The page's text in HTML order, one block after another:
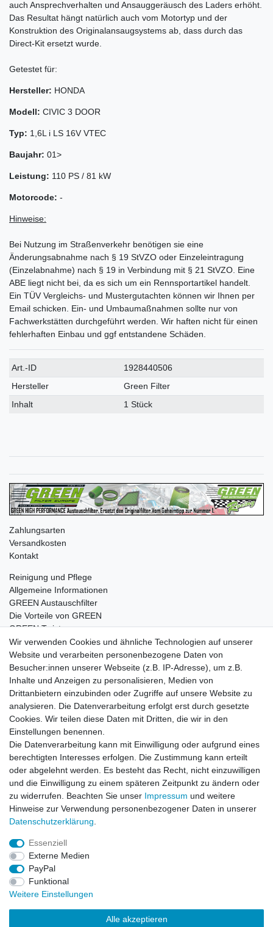
auch Ansprechverhalten und Ansauggeräusch des Laders erhöht.
Das Resultat hängt natürlich auch vom Motortyp und der
Konstruktion des Originalansaugsystems ab, dass durch das
Direct-Kit ersetzt wurde.
Getestet für:
Hersteller: HONDA
Modell: CIVIC 3 DOOR
Typ: 1,6L i LS 16V VTEC
Baujahr: 01>
Leistung: 110 PS / 81 kW
Motorcode: -
Hinweise:
Bei Nutzung im Straßenverkehr benötigen sie eine
Änderungsabnahme nach § 19 StVZO oder Einzeleintragung
(Einzelabnahme) nach § 19 in Verbindung mit § 21 StVZO. Eine
ABE liegt nicht bei, da es sich um ein Rennsportartikel handelt.
Ein TÜV Vergleichs- und Mustergutachten können wir Ihnen per
Email schicken. Ein- und Umbaumaßnahmen sollte nur von
Fachwerkstätten durchgeführt werden. Wir haften nicht für einen
fehlerhaften Einbau und ggf entstandene Schäden.
Technisches
Merkmal
Wert
Art.-ID
1928440506
Hersteller
Green Filter
Inhalt
1 Stück
Zahlungsarten
Versandkosten
Kontakt
Reinigung und Pflege
Allgemeine Informationen
GREEN Austauschfilter
Die Vorteile von GREEN
GREEN Twister
Impressum Daten­schutz­erklärung AGB
Barrierefreiheitserklärung Widerrufs­recht
Vertrag widerrufen Kontakt
© Copyright 2026 | Alle Rechte vorbehalten.
Wir verwenden Cookies und ähnliche Technologien auf unserer
Website und verarbeiten personenbezogene Daten von
Besucher:innen unserer Webseite (z.B. IP-Adresse), um z.B.
Inhalte und Anzeigen zu personalisieren, Medien von
Drittanbietern einzubinden oder Zugriffe auf unsere Website zu
analysieren. Die Datenverarbeitung erfolgt erst durch gesetzte
Cookies. Wir teilen diese Daten mit Dritten, die wir in den
Einstellungen benennen.
Die Datenverarbeitung kann mit Einwilligung oder aufgrund eines
berechtigten Interesses erfolgen. Die Zustimmung kann erteilt
oder abgelehnt werden. Es besteht das Recht, nicht einzuwilligen
und die Einwilligung zu einem späteren Zeitpunkt zu ändern oder
zu widerrufen. Beachten Sie unser Impressum und weitere
Hinweise zur Verwendung personenbezogener Daten in unserer
Daten­schutz­erklärung
Essenziell
Externe Medien
PayPal
Funktional
Weitere Einstellungen
Alle akzeptieren